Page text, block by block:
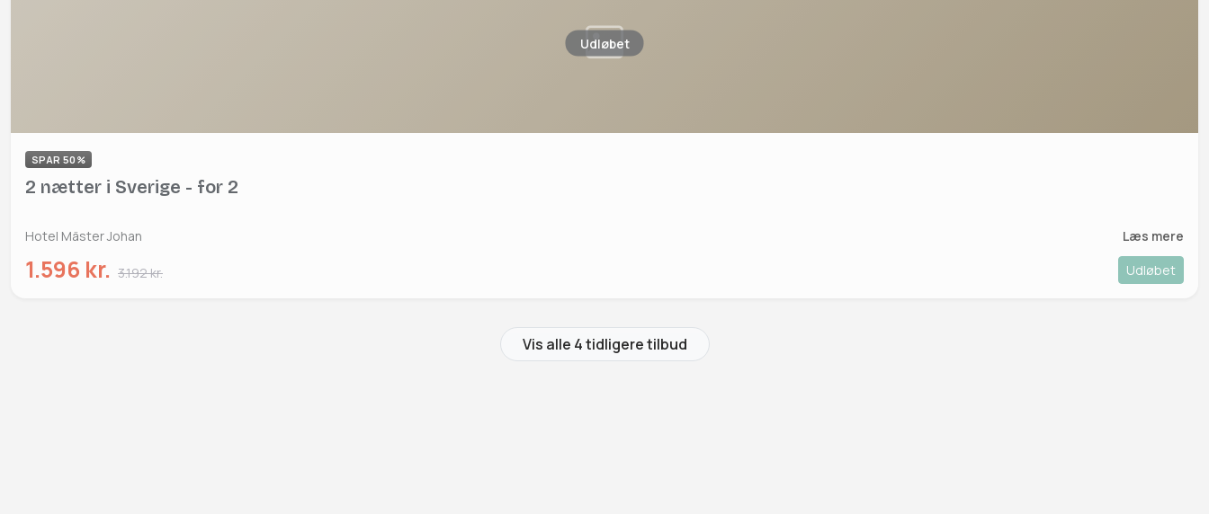
Udløbet
SPAR 50%
2 nætter i Sverige - for 2
Hotel Mäster Johan Læs mere
1.596 kr. 3.192 kr. Udløbet
Vis alle 4 tidligere tilbud